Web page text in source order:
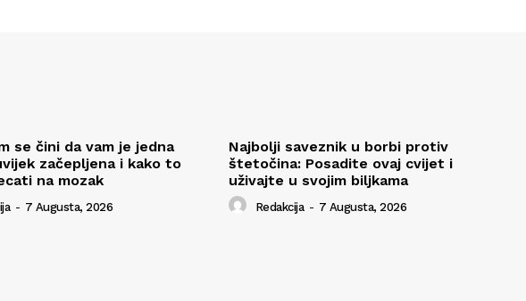
se čini da vam je jedna
začepljena i kako to
na mozak
- 7 Augusta, 2026
Najbolji saveznik u borbi protiv
štetočina: Posadite ovaj cvijet i
uživajte u svojim biljkama
Redakcija - 7 Augusta, 2026